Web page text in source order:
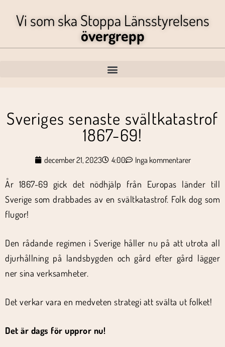
Vi som ska Stoppa Länsstyrelsens
övergrepp
Sveriges senaste svältkatastrof
1867-69!
december 21, 2023 4:00 Inga kommentarer
År 1867-69 gick det nödhjälp från Europas länder till
Sverige som drabbades av en svältkatastrof. Folk dog som
flugor!
Den rådande regimen i Sverige håller nu på att utrota all
djurhållning på landsbygden och gård efter gård lägger
ner sina verksamheter.
Det verkar vara en medveten strategi att svälta ut folket!
Det är dags för uppror nu!